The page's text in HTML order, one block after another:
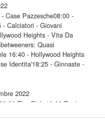
Case Pazzesche08:00 -
Calciatori - Giovani
Heights - Vita Da
Quasi
16:40 - Hollywood Heights
Identita'18:25 - Ginnaste -
2022
The Club 10.00 Deejay